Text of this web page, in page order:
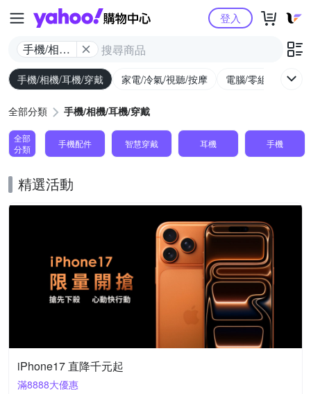
Yahoo購物中心
手機/相機/
耳機/穿戴
登入
手機/相機/耳機/穿戴 家電/冷氣/視聽/按摩 電腦/零組件/週邊/
全部分類 手機/相機/耳機/穿戴
全部
分類
手機配件 智慧穿戴 耳機 手機
精選活動
iPhone17 直降千元起
滿8888大優惠